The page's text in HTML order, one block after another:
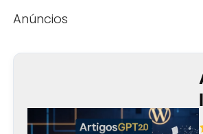
Anúncios